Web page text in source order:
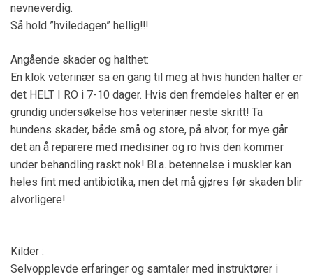
nevneverdig.
Så hold ”hviledagen” hellig!!!
Angående skader og halthet:
En klok veterinær sa en gang til meg at hvis hunden halter er
det HELT I RO i 7-10 dager. Hvis den fremdeles halter er en
grundig undersøkelse hos veterinær neste skritt! Ta
hundens skader, både små og store, på alvor, for mye går
det an å reparere med medisiner og ro hvis den kommer
under behandling raskt nok! Bl.a. betennelse i muskler kan
heles fint med antibiotika, men det må gjøres før skaden blir
alvorligere!
Kilder :
Selvopplevde erfaringer og samtaler med instruktører i